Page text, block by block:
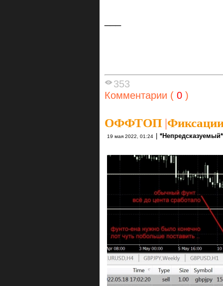
353
Комментарии ( 0 )
ОФФТОП |
19 мая 2022, 01:24